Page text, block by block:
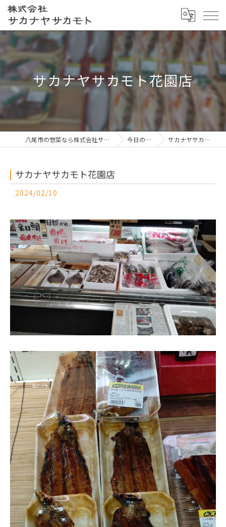
サカナヤサカモト花園店
八尾市の惣菜なら株式会社サカナヤサカモト 今日の一押し サカナヤサカモト花園店
サカナヤサカモト花園店
2024/02/10